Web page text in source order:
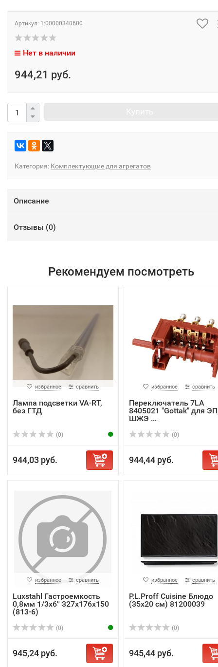
Артикул: 1:00000340600
Нет в наличии
944,21 руб.
Категория: Комплектующие для агрегатов
Описание
Отзывы (0)
Рекомендуем посмотреть
избранное сравнить
Лампа подсветки VA-RT,
без ГТД
(0)
944,03 руб.
избранное сравнить
Переключатель 7LA
8405021 "Gottak" для
ШЖЭ ...
(0)
944,44 руб.
избранное сравнить
Luxstahl Гастроемкость
0,8мм 1/3х6'' 327х176х150
(813-6)
(0)
945,24 руб.
избранное сравнить
P.L.Proff Cuisine Блюдо
(35х20 см) 81200039
(0)
945,44 руб.